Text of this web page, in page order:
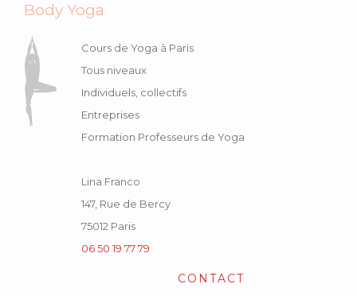
Body Yoga
Cours de Yoga à Paris
Tous niveaux
Individuels, collectifs
Entreprises
Formation Professeurs de Yoga
Lina Franco
147, Rue de Bercy
75012 Paris
06 50 19 77 79
CONTACT